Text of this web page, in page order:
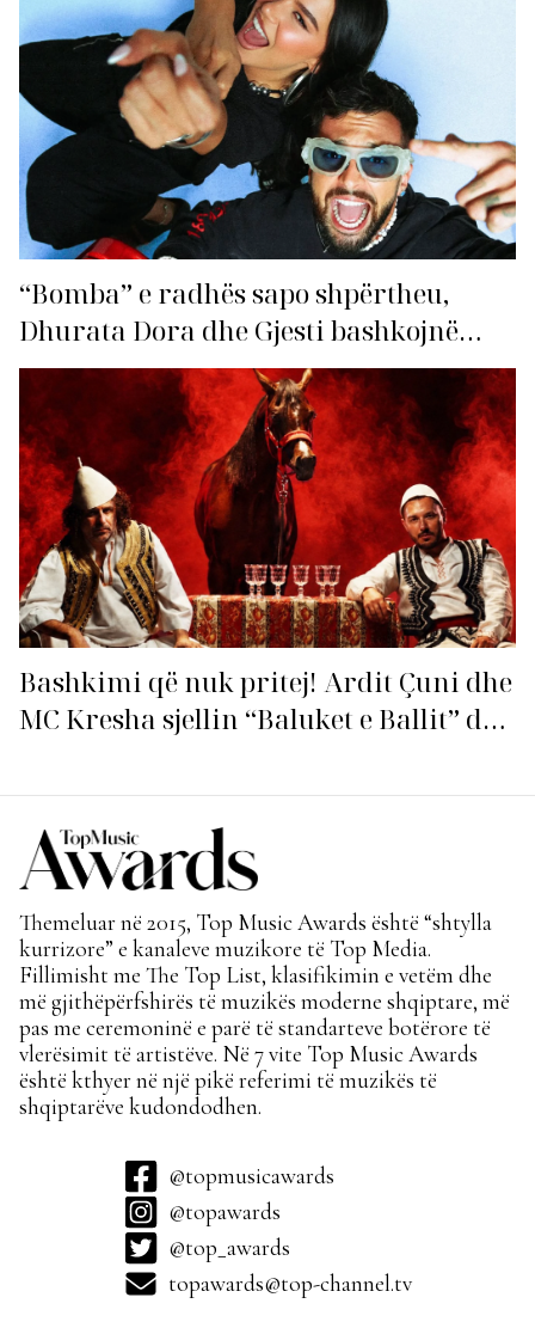
“Bomba” e radhës sapo shpërtheu,
Dhurata Dora dhe Gjesti bashkojnë
fuqitë me “Gasolina”!
Bashkimi që nuk pritej! Ardit Çuni dhe
MC Kresha sjellin “Baluket e Ballit” dhe
Themeluar në 2015, Top Music Awards është “shtylla
kurrizore” e kanaleve muzikore të Top Media.
Fillimisht me The Top List, klasifikimin e vetëm dhe
më gjithëpërfshirës të muzikës moderne shqiptare, më
pas me ceremoninë e parë të standarteve botërore të
vlerësimit të artistëve. Në 7 vite Top Music Awards
është kthyer në një pikë referimi të muzikës të
shqiptarëve kudondodhen.
@topmusicawards
@topawards
@top_awards
topawards@top-channel.tv